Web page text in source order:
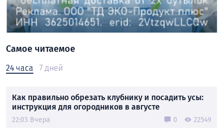
Самое читаемое
24 часа 7 дней
Как правильно обрезать клубнику и посадить усы:
инструкция для огородников в августе
22:03 Вчера 0 22549